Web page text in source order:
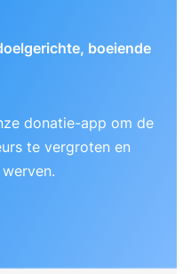
boeiende
donatie-app om de
te vergroten en